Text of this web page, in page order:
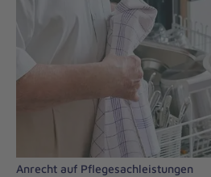
Anrecht auf Pflegesachleistungen